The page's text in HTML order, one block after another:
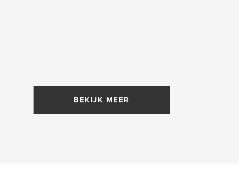
BEKIJK MEER